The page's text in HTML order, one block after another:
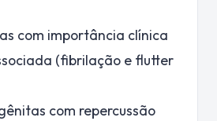
com importância clínica
(fibrilação e flutter
com repercussão